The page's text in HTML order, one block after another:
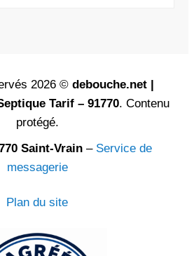
2026 © debouche.net |
Tarif – 91770. Contenu
protégé.
Saint-Vrain – Service de
messagerie
Plan du site